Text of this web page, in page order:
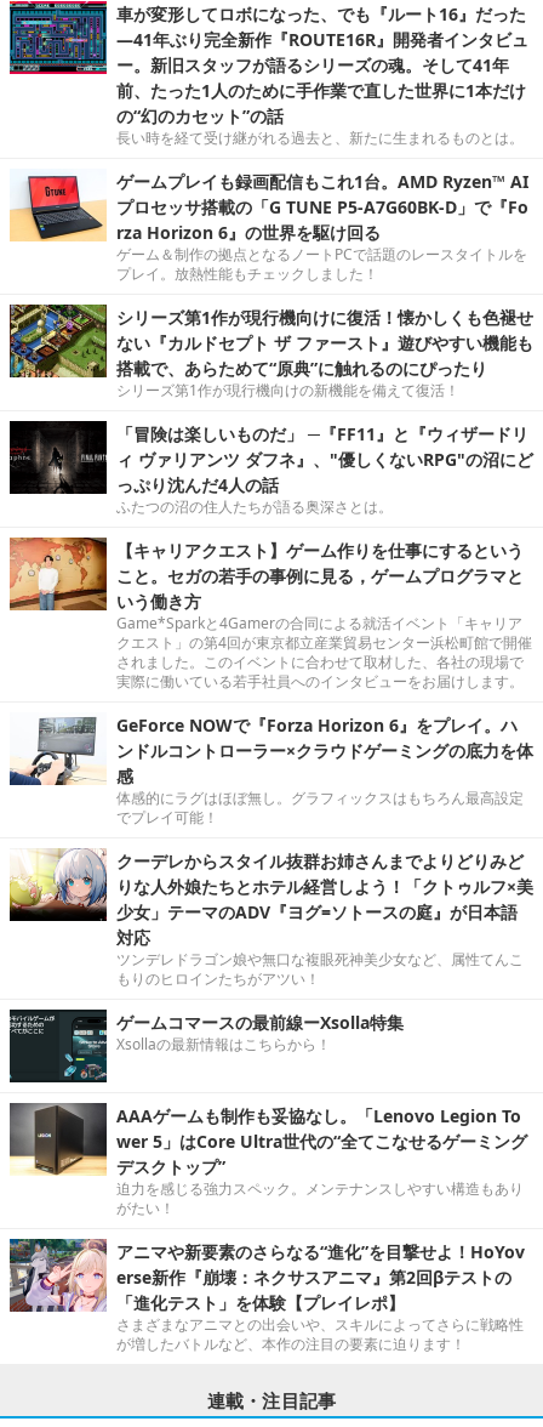
車が変形してロボになった、でも『ルート16』だった
―41年ぶり完全新作『ROUTE16R』開発者インタビュ
ー。新旧スタッフが語るシリーズの魂。そして41年
前、たった1人のために手作業で直した世界に1本だけ
の“幻のカセット”の話
長い時を経て受け継がれる過去と、新たに生まれるものとは。
ゲームプレイも録画配信もこれ1台。AMD Ryzen™ AI
プロセッサ搭載の「G TUNE P5-A7G60BK-D」で『Fo
rza Horizon 6』の世界を駆け回る
ゲーム＆制作の拠点となるノートPCで話題のレースタイトルを
プレイ。放熱性能もチェックしました！
シリーズ第1作が現行機向けに復活！懐かしくも色褪せ
ない『カルドセプト ザ ファースト』遊びやすい機能も
搭載で、あらためて“原典”に触れるのにぴったり
シリーズ第1作が現行機向けの新機能を備えて復活！
「冒険は楽しいものだ」 ─『FF11』と『ウィザードリ
ィ ヴァリアンツ ダフネ』、"優しくないRPG"の沼にど
っぷり沈んだ4人の話
ふたつの沼の住人たちが語る奥深さとは。
【キャリアクエスト】ゲーム作りを仕事にするという
こと。セガの若手の事例に見る，ゲームプログラマと
いう働き方
Game*Sparkと4Gamerの合同による就活イベント「キャリア
クエスト」の第4回が東京都立産業貿易センター浜松町館で開催
されました。このイベントに合わせて取材した、各社の現場で
実際に働いている若手社員へのインタビューをお届けします。
GeForce NOWで『Forza Horizon 6』をプレイ。ハ
ンドルコントローラー×クラウドゲーミングの底力を体
感
体感的にラグはほぼ無し。グラフィックスはもちろん最高設定
でプレイ可能！
クーデレからスタイル抜群お姉さんまでよりどりみど
りな人外娘たちとホテル経営しよう！「クトゥルフ×美
少女」テーマのADV『ヨグ=ソトースの庭』が日本語
対応
ツンデレドラゴン娘や無口な複眼死神美少女など、属性てんこ
もりのヒロインたちがアツい！
ゲームコマースの最前線ーXsolla特集
Xsollaの最新情報はこちらから！
AAAゲームも制作も妥協なし。「Lenovo Legion To
wer 5」はCore Ultra世代の“全てこなせるゲーミング
デスクトップ”
迫力を感じる強力スペック。メンテナンスしやすい構造もあり
がたい！
アニマや新要素のさらなる“進化”を目撃せよ！HoYov
erse新作『崩壊：ネクサスアニマ』第2回βテストの
「進化テスト」を体験【プレイレポ】
さまざまなアニマとの出会いや、スキルによってさらに戦略性
が増したバトルなど、本作の注目の要素に迫ります！
連載・注目記事